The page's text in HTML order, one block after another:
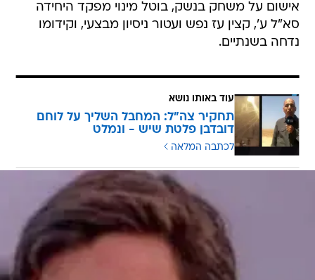
אישום על משחק בנשק, בוטל מינוי מפקד היחידה
סא"ל ע', קצין עז נפש ועטור ניסיון מבצעי, וקידומו
נדחה בשנתיים.
עוד באותו נושא
תחקיר צה"ל: המחבל השליך על לוחם
דובדבן פלטת שיש - ונמלט
לכתבה המלאה